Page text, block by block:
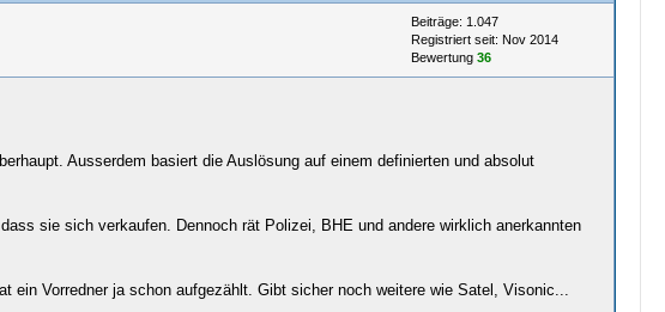
Beiträge: 1.047
Registriert seit: Nov 2014
Bewertung 36
Ausserdem basiert die Auslösung auf einem definierten und absolut
sie sich verkaufen. Dennoch rät Polizei, BHE und andere wirklich anerkannten
Vorredner ja schon aufgezählt. Gibt sicher noch weitere wie Satel, Visonic...